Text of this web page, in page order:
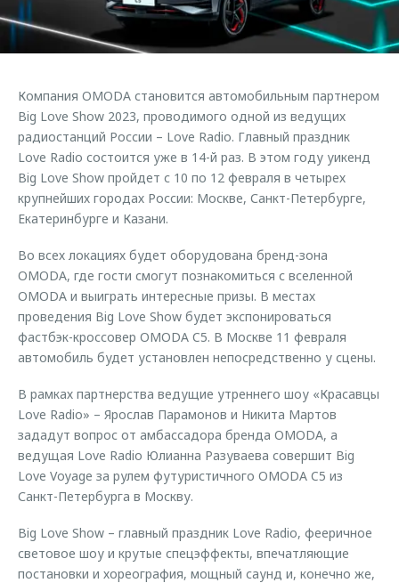
Кредитный калькулятор
Одежда и сувениры
Оригинальные аксессуары
Запчасти
Трейд-ин
Клиентская поддержка
O&J Автоклуб
Приложение O&J
Аксессуары
Одежда и сувениры
Оригинальные аксессуары
Обратная связь
Компания OMODA становится автомобильным партнером
Big Love Show 2023, проводимого одной из ведущих
радиостанций России – Love Radio. Главный праздник
Love Radio состоится уже в 14-й раз. В этом году уикенд
Big Love Show пройдет с 10 по 12 февраля в четырех
крупнейших городах России: Москве, Санкт-Петербурге,
Екатеринбурге и Казани.
Во всех локациях будет оборудована бренд-зона
OMODA, где гости смогут познакомиться с вселенной
OMODA и выиграть интересные призы. В местах
проведения Big Love Show будет экспонироваться
фастбэк-кроссовер OMODA C5. В Москве 11 февраля
автомобиль будет установлен непосредственно у сцены.
В рамках партнерства ведущие утреннего шоу «Красавцы
Love Radio» – Ярослав Парамонов и Никита Мартов
зададут вопрос от амбассадора бренда OMODA, а
ведущая Love Radio Юлианна Разуваева совершит Big
Love Voyage за рулем футуристичного OMODA C5 из
Санкт-Петербурга в Москву.
Big Love Show – главный праздник Love Radio, фееричное
световое шоу и крутые спецэффекты, впечатляющие
постановки и хореография, мощный саунд и, конечно же,